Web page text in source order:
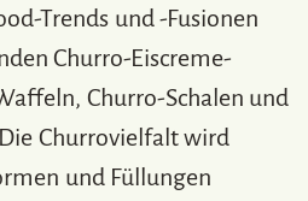
Trends und -Fusionen
Churro-Eiscreme-
Churro-Schalen und
Churrovielfalt wird
und Füllungen